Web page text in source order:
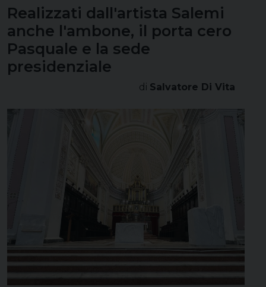
Realizzati dall'artista Salemi
anche l'ambone, il porta cero
Pasquale e la sede
presidenziale
di Salvatore Di Vita